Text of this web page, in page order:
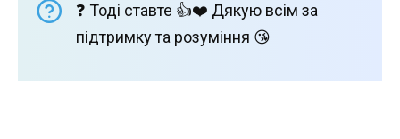
❓ Тоді ставте 👍❤️ Дякую всім за
підтримку та розуміння 😘